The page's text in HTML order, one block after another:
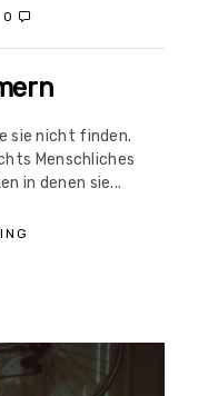
0
sie nicht finden.
Menschliches
in denen sie...